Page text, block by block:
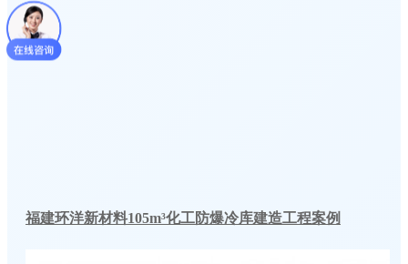
福建环洋新材料105m³化工防爆冷库建造工程案例